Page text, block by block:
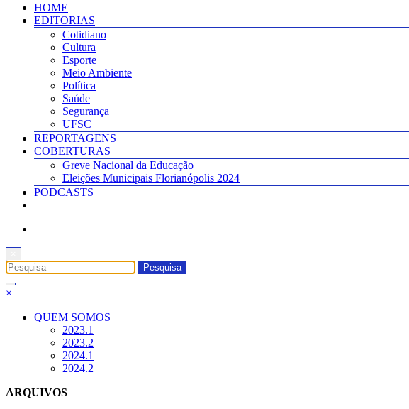
HOME
EDITORIAS
Cotidiano
Cultura
Esporte
Meio Ambiente
Política
Saúde
Segurança
UFSC
REPORTAGENS
COBERTURAS
Greve Nacional da Educação
Eleições Municipais Florianópolis 2024
PODCASTS
×
QUEM SOMOS
2023.1
2023.2
2024.1
2024.2
ARQUIVOS